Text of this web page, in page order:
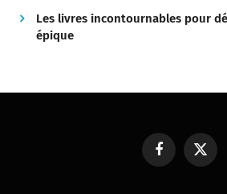
Les livres incontournables pour
épique
FacebookX